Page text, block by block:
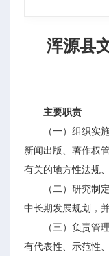
浑源县
主要职责
（一）组织实
新闻出版、著作权
有关的地方性法规、
（二）研究制
中长期发展规划，
（三）负责管
有代表性、示范性